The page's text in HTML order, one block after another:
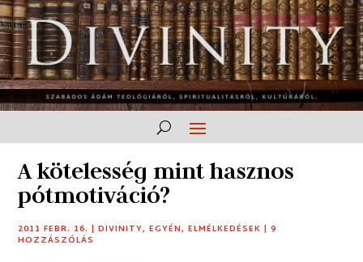
A kötelesség mint hasznos
pótmotiváció?
2011 FEBR. 16. |DIVINITY,EGYÉN,ELMÉLKEDÉSEK |9
HOZZÁSZÓLÁS